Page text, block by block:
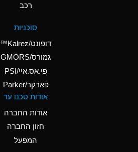
Ammonium Persulfate
Ammonium Phosphate
A
Ammonium Sulfate
A
Amyl Acetate (Banana
רכב
סוכניות
דופונט/Kalrez™
גמורס/GMORS
פי.אס.איי/PSI
פארקר/Parker
אודות טכנו עד
אודות החברה
חזון החברה
המפעל